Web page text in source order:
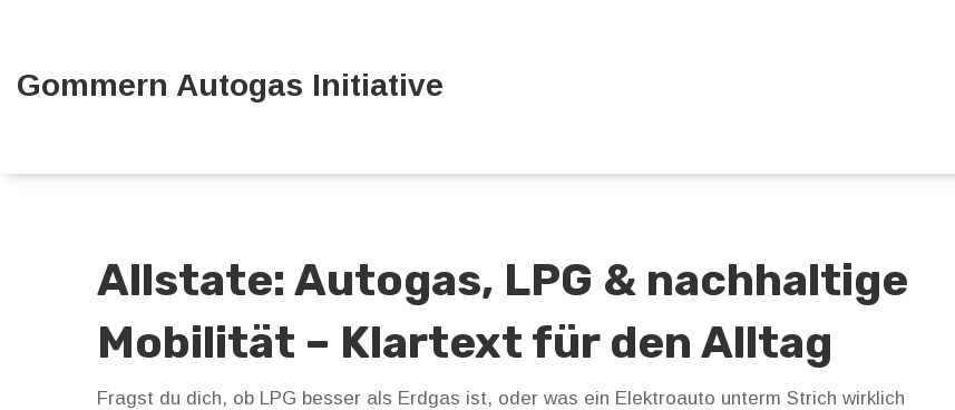
Gommern Autogas Initiative
Allstate: Autogas, LPG & nachhaltige
Mobilität – Klartext für den Alltag
Fragst du dich, ob LPG besser als Erdgas ist, oder was ein Elektroauto unterm Strich wirklich